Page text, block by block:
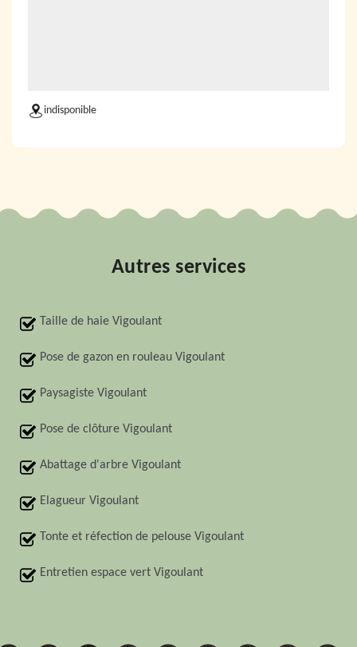
indisponible
Autres services
Taille de haie Vigoulant
Pose de gazon en rouleau Vigoulant
Paysagiste Vigoulant
Pose de clôture Vigoulant
Abattage d'arbre Vigoulant
Elagueur Vigoulant
Tonte et réfection de pelouse Vigoulant
Entretien espace vert Vigoulant